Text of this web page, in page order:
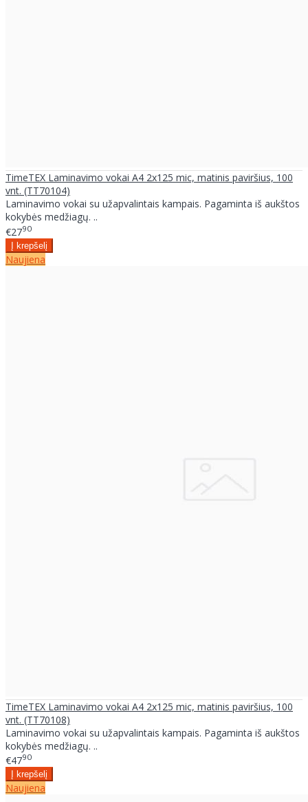
TimeTEX Laminavimo vokai A4 2x125 mic, matinis paviršius, 100
vnt. (TT70104)
Laminavimo vokai su užapvalintais kampais. Pagaminta iš aukštos
kokybės medžiagų. ..
€2790
Naujiena
TimeTEX Laminavimo vokai A4 2x125 mic, matinis paviršius, 100
vnt. (TT70108)
Laminavimo vokai su užapvalintais kampais. Pagaminta iš aukštos
kokybės medžiagų. ..
€4790
Naujiena